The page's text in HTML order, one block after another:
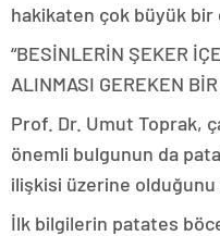
hakikaten çok büyük bir
“BESİNLERİN ŞEKER
ALINMASI GEREKEN
Prof. Dr. Umut Toprak,
önemli bulgunun da
ilişkisi üzerine olduğunu
İlk bilgilerin patates